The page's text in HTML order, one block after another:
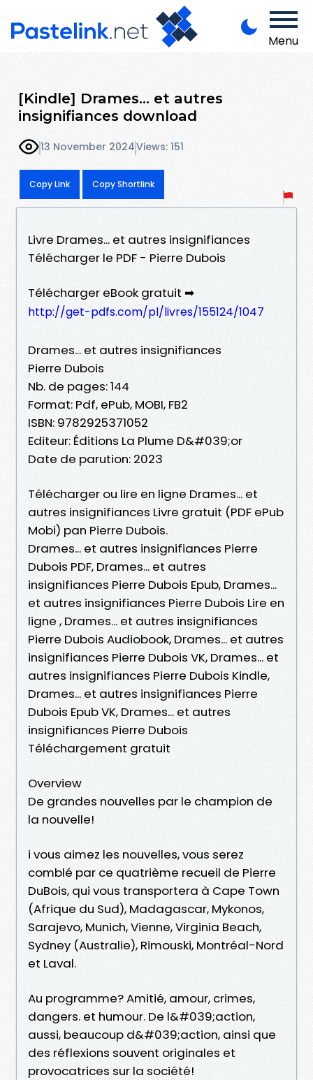
Menu
[Kindle] Drames... et autres
insignifiances download
13 November 2024Views: 151
Copy Link Copy Shortlink
Livre Drames... et autres insignifiances
Télécharger le PDF - Pierre Dubois
Télécharger eBook gratuit ➡
http://get-pdfs.com/pl/livres/155124/1047
Drames... et autres insignifiances
Pierre Dubois
Nb. de pages: 144
Format: Pdf, ePub, MOBI, FB2
ISBN: 9782925371052
Editeur: Éditions La Plume D&#039;or
Date de parution: 2023
Télécharger ou lire en ligne Drames... et
autres insignifiances Livre gratuit (PDF ePub
Mobi) pan Pierre Dubois.
Drames... et autres insignifiances Pierre
Dubois PDF, Drames... et autres
insignifiances Pierre Dubois Epub, Drames...
et autres insignifiances Pierre Dubois Lire en
ligne , Drames... et autres insignifiances
Pierre Dubois Audiobook, Drames... et autres
insignifiances Pierre Dubois VK, Drames... et
autres insignifiances Pierre Dubois Kindle,
Drames... et autres insignifiances Pierre
Dubois Epub VK, Drames... et autres
insignifiances Pierre Dubois
Téléchargement gratuit
Overview
De grandes nouvelles par le champion de
la nouvelle!
i vous aimez les nouvelles, vous serez
comblé par ce quatrième recueil de Pierre
DuBois, qui vous transportera à Cape Town
(Afrique du Sud), Madagascar, Mykonos,
Sarajevo, Munich, Vienne, Virginia Beach,
Sydney (Australie), Rimouski, Montréal-Nord
et Laval.
Au programme? Amitié, amour, crimes,
dangers. et humour. De l&#039;action,
aussi, beaucoup d&#039;action, ainsi que
des réflexions souvent originales et
provocatrices sur la société!